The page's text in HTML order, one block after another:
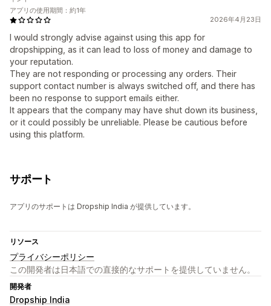
2026年4月23日
I would strongly advise against using this app for
dropshipping, as it can lead to loss of money and damage to
your reputation.
They are not responding or processing any orders. Their
support contact number is always switched off, and there has
been no response to support emails either.
It appears that the company may have shut down its business,
or it could possibly be unreliable. Please be cautious before
using this platform.
アプリの使用期間：約1年
サポート
アプリのサポートは Dropship India が提供しています。
リソース
プライバシーポリシー
この開発者は日本語での直接的なサポートを提供していません。
開発者
Dropship India